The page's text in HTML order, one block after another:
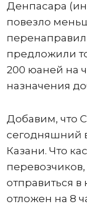
Денпасара
повезло
предложили
200 юаней на
назначения
Добавим, что
сегодняшний
Казани. Что
отправиться в
отложен на 8